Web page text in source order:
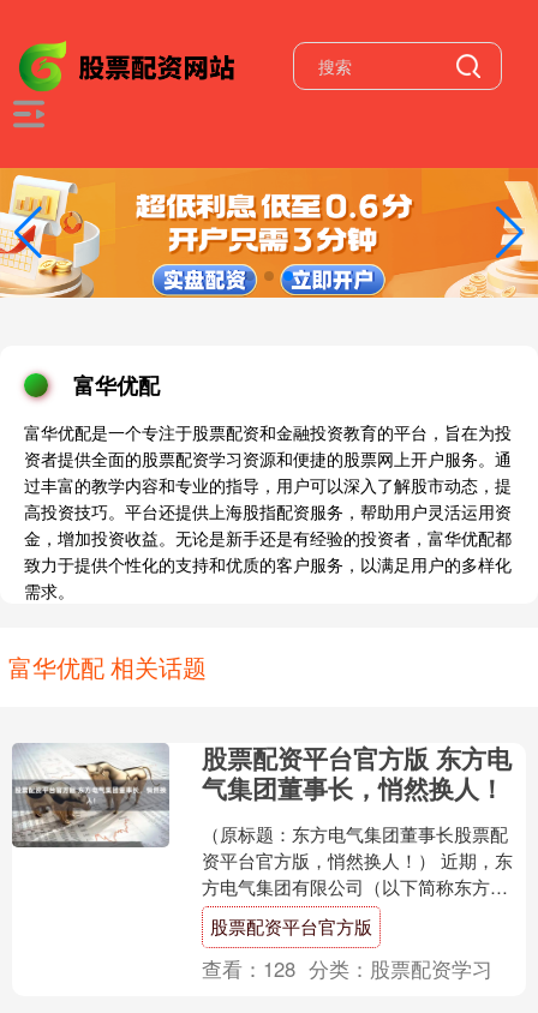
富华优配
富华优配是一个专注于股票配资和金融投资教育的平台，旨在为投
资者提供全面的股票配资学习资源和便捷的股票网上开户服务。通
过丰富的教学内容和专业的指导，用户可以深入了解股市动态，提
高投资技巧。平台还提供上海股指配资服务，帮助用户灵活运用资
金，增加投资收益。无论是新手还是有经验的投资者，富华优配都
致力于提供个性化的支持和优质的客户服务，以满足用户的多样化
需求。
富华优配 相关话题
股票配资平台官方版 东方电
气集团董事长，悄然换人！
（原标题：东方电气集团董事长股票配
资平台官方版，悄然换人！） 近期，东
方电气集团有限公司（以下简称东方电
气集团）“一把手”出现变动，罗乾宜似乎
已悄然接任东方电气....
股票配资平台官方版
查看： 128 分类： 股票配资学习